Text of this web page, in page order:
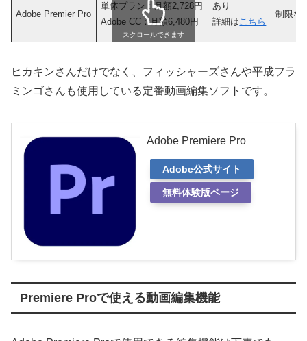
Adobe Premier Pro
単体プラン：月額2,728円
Adobe CC：月額6,480円
あり
詳細はこちら
制限な
スクロールできます
ヒカキンさんだけでなく、フィッシャーズさんや平成フラ
ミンゴさんも使用している定番動画編集ソフトです。
Adobe Premiere Pro
Adobe公式サイト
無料体験版ページ
Premiere Proで使える動画編集機能